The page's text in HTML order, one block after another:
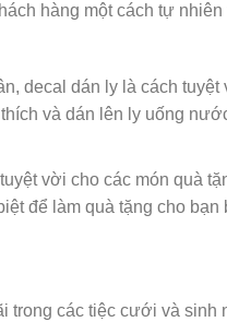
hàng một cách tự
decal dán ly là cách
và dán lên ly uống
vời cho các món quà
để làm quà tặng cho
các tiệc cưới và sinh